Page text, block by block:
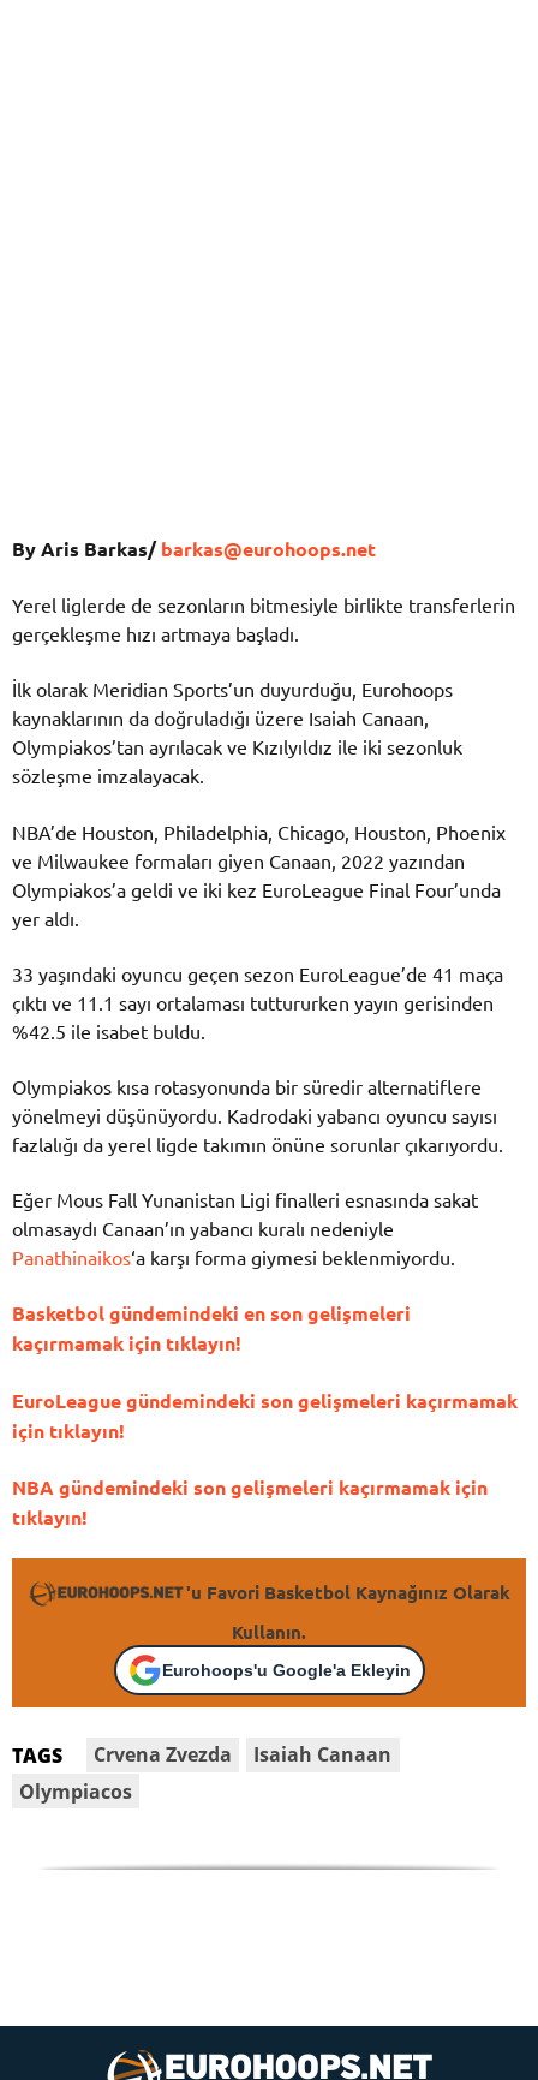
By Aris Barkas/barkas@eurohoops.net
Yerel liglerde de sezonların bitmesiyle birlikte transferlerin
gerçekleşme hızı artmaya başladı.
İlk olarak Meridian Sports’un duyurduğu, Eurohoops
kaynaklarının da doğruladığı üzere Isaiah Canaan,
Olympiakos’tan ayrılacak ve Kızılyıldız ile iki sezonluk
sözleşme imzalayacak.
NBA’de Houston, Philadelphia, Chicago, Houston, Phoenix
ve Milwaukee formaları giyen Canaan, 2022 yazından
Olympiakos’a geldi ve iki kez EuroLeague Final Four’unda
yer aldı.
33 yaşındaki oyuncu geçen sezon EuroLeague’de 41 maça
çıktı ve 11.1 sayı ortalaması tuttururken yayın gerisinden
%42.5 ile isabet buldu.
Olympiakos kısa rotasyonunda bir süredir alternatiflere
yönelmeyi düşünüyordu. Kadrodaki yabancı oyuncu sayısı
fazlalığı da yerel ligde takımın önüne sorunlar çıkarıyordu.
Eğer Mous Fall Yunanistan Ligi finalleri esnasında sakat
olmasaydı Canaan’ın yabancı kuralı nedeniyle
Panathinaikos‘a karşı forma giymesi beklenmiyordu.
Basketbol gündemindeki en son gelişmeleri
kaçırmamak için tıklayın!
EuroLeague gündemindeki son gelişmeleri kaçırmamak
için tıklayın!
NBA gündemindeki son gelişmeleri kaçırmamak için
tıklayın!
'u Favori Basketbol Kaynağınız Olarak
Kullanın.
Eurohoops'u Google'a Ekleyin
TAGS Crvena Zvezda
Isaiah Canaan
Olympiacos